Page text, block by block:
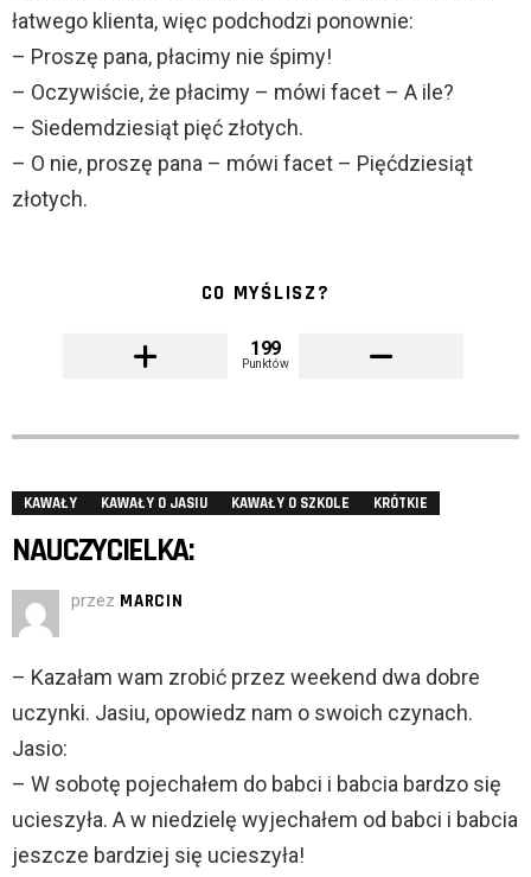
łatwego klienta, więc podchodzi ponownie:
– Proszę pana, płacimy nie śpimy!
– Oczywiście, że płacimy – mówi facet – A ile?
– Siedemdziesiąt pięć złotych.
– O nie, proszę pana – mówi facet – Pięćdziesiąt
złotych.
CO MYŚLISZ?
199
Punktów
KAWAŁY KAWAŁY O JASIU KAWAŁY O SZKOLE KRÓTKIE
NAUCZYCIELKA:
przez MARCIN
– Kazałam wam zrobić przez weekend dwa dobre
uczynki. Jasiu, opowiedz nam o swoich czynach.
Jasio:
– W sobotę pojechałem do babci i babcia bardzo się
ucieszyła. A w niedzielę wyjechałem od babci i babcia
jeszcze bardziej się ucieszyła!